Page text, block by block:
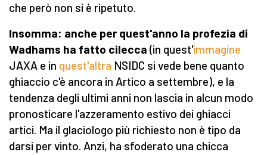
che però non si è ripetuto.
Insomma: anche per quest'anno la profezia di
Wadhams ha fatto cilecca (in quest'immagine
JAXA e in quest'altra NSIDC si vede bene quanto
ghiaccio c'è ancora in Artico a settembre), e la
tendenza degli ultimi anni non lascia in alcun modo
pronosticare l'azzeramento estivo dei ghiacci
artici. Ma il glaciologo più richiesto non è tipo da
darsi per vinto. Anzi, ha sfoderato una chicca